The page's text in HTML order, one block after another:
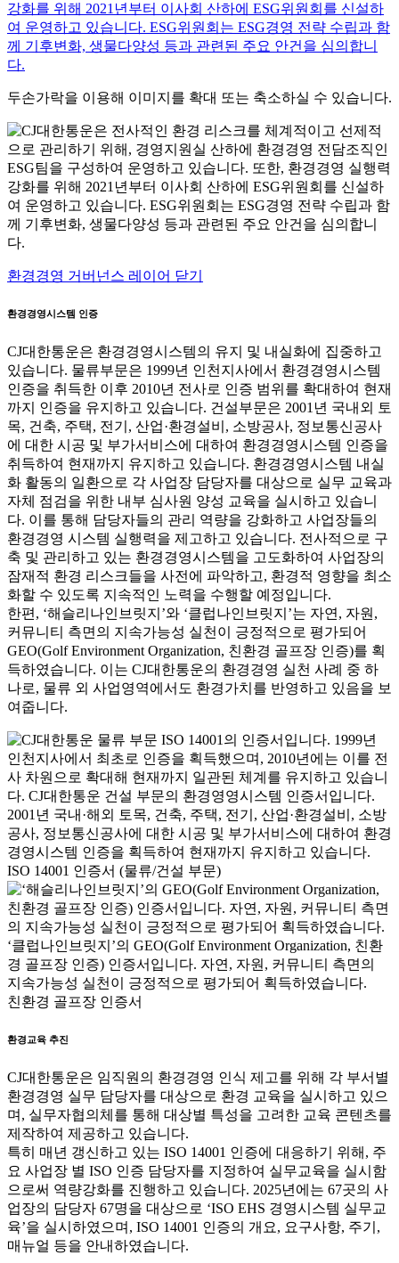
두손가락을 이용해 이미지를 확대 또는 축소하실 수 있습니다.
환경경영 거버넌스 레이어 닫기
환경경영시스템 인증
CJ대한통운은 환경경영시스템의 유지 및 내실화에 집중하고
있습니다. 물류부문은 1999년 인천지사에서 환경경영시스템
인증을 취득한 이후 2010년 전사로 인증 범위를 확대하여 현재
까지 인증을 유지하고 있습니다. 건설부문은 2001년 국내외 토
목, 건축, 주택, 전기, 산업·환경설비, 소방공사, 정보통신공사
에 대한 시공 및 부가서비스에 대하여 환경경영시스템 인증을
취득하여 현재까지 유지하고 있습니다. 환경경영시스템 내실
화 활동의 일환으로 각 사업장 담당자를 대상으로 실무 교육과
자체 점검을 위한 내부 심사원 양성 교육을 실시하고 있습니
다. 이를 통해 담당자들의 관리 역량을 강화하고 사업장들의
환경경영 시스템 실행력을 제고하고 있습니다. 전사적으로 구
축 및 관리하고 있는 환경경영시스템을 고도화하여 사업장의
잠재적 환경 리스크들을 사전에 파악하고, 환경적 영향을 최소
화할 수 있도록 지속적인 노력을 수행할 예정입니다.
한편, ‘해슬리나인브릿지’와 ‘클럽나인브릿지’는 자연, 자원,
커뮤니티 측면의 지속가능성 실천이 긍정적으로 평가되어
GEO(Golf Environment Organization, 친환경 골프장 인증)를 획
득하였습니다. 이는 CJ대한통운의 환경경영 실천 사례 중 하
나로, 물류 외 사업영역에서도 환경가치를 반영하고 있음을 보
여줍니다.
ISO 14001 인증서 (물류/건설 부문)
친환경 골프장 인증서
환경교육 추진
CJ대한통운은 임직원의 환경경영 인식 제고를 위해 각 부서별
환경경영 실무 담당자를 대상으로 환경 교육을 실시하고 있으
며, 실무자협의체를 통해 대상별 특성을 고려한 교육 콘텐츠를
제작하여 제공하고 있습니다.
특히 매년 갱신하고 있는 ISO 14001 인증에 대응하기 위해, 주
요 사업장 별 ISO 인증 담당자를 지정하여 실무교육을 실시함
으로써 역량강화를 진행하고 있습니다. 2025년에는 67곳의 사
업장의 담당자 67명을 대상으로 ‘ISO EHS 경영시스템 실무교
육’을 실시하였으며, ISO 14001 인증의 개요, 요구사항, 주기,
매뉴얼 등을 안내하였습니다.